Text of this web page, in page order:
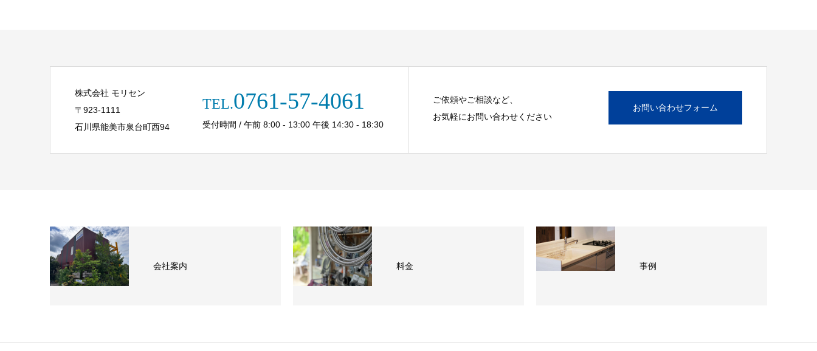
株式会社 モリセン
〒923-1111
石川県能美市泉台町西94
TEL.0761-57-4061
受付時間 / 午前 8:00 - 13:00 午後 14:30 - 18:30
ご依頼やご相談など、
お気軽にお問い合わせください
お問い合わせフォーム
会社案内 料金 事例